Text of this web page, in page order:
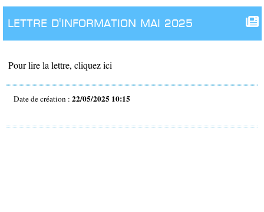
lettre d'information mai 2025
Pour lire la lettre, cliquez ici
Date de création : 22/05/2025 10:15